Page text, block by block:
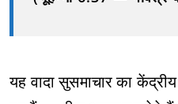
यह वादा सुसमाचार का